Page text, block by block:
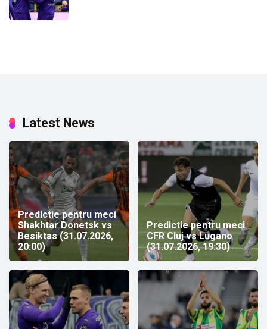
Latest News
Predictie pentru meci
Shakhtar Donetsk vs
Besiktas (31.07.2026,
20:00)
Predictie pentru meci
CFR Cluj vs Lugano
(31.07.2026, 19:30)